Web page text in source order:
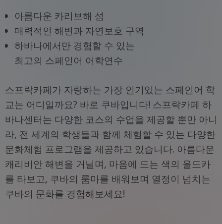
아름다운 카리브해 섬
매력적인 해변과 자연보호 구역
하바나에서만 경험할 수 있는
최고의 스페인어 어학연수
스프락카페가 자랑하는 가장 인기있는 스페인어 학
교는 어디일까요? 바로 쿠바입니다! 스프락카페 하
바나센터는 다양한 코스의 수업을 제공할 뿐만 아니
라, 전 세계의 학생들과 함께 체험할 수 있는 다양한
문화체험 프로그램을 제공하고 있습니다. 아름다운
캐리비안 해변을 거닐며, 마음에 드는 색의 올드카
를 타보고, 쿠바의 룸마를 배워보며 열정이 넘치는
쿠바의 문화를 경험해보세요!